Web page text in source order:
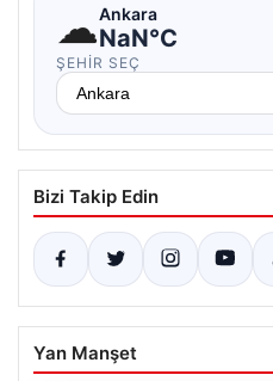
☁Ankara
NaN°C
ŞEHIR SEÇ
Bizi Takip Edin
Yan Manşet